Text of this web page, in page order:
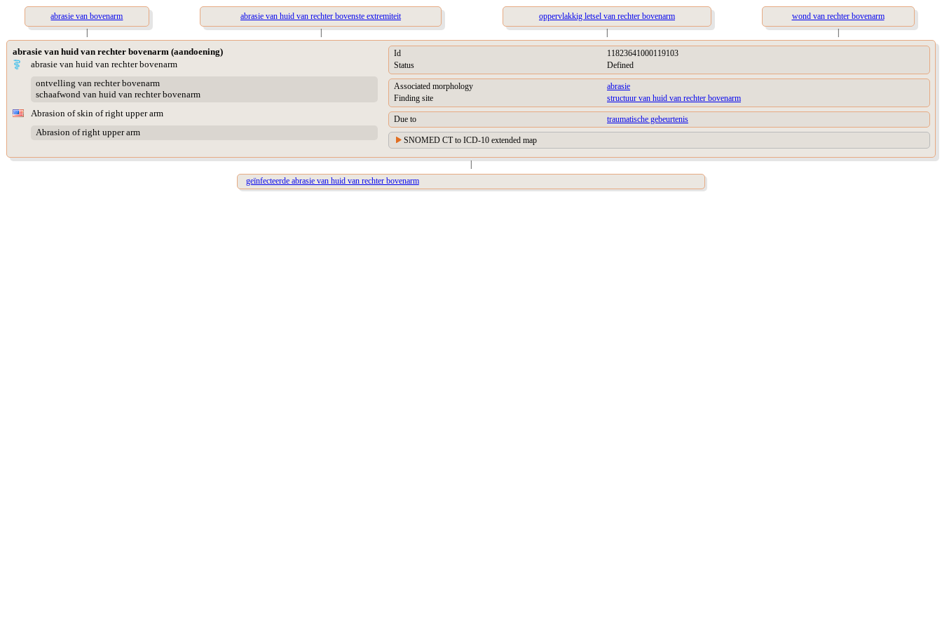
abrasie van bovenarm abrasie van huid van rechter bovenste extremiteit oppervlakkig letsel van rechter bovenarm
wond van rechter bovenarm
|
| | |
abrasie van huid van rechter bovenarm (aandoening)
abrasie van huid van rechter bovenarm
ontvelling van rechter bovenarm
schaafwond van huid van rechter bovenarm
Abrasion of skin of right upper arm
Abrasion of right upper arm
Id
11823641000119103
Status
Defined
Associated morphology
abrasie
Finding site
structuur van huid van rechter bovenarm
Due to traumatische gebeurtenis
SNOMED CT to ICD-10 extended map
|
geïnfecteerde abrasie van huid van rechter bovenarm